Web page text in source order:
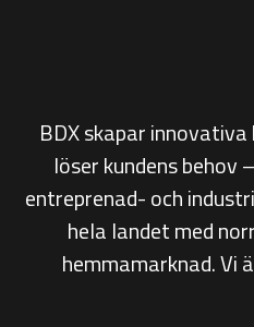
BDX skapar
löser kundens behov
entreprenad- och
hela landet med
hemmamarknad. Vi